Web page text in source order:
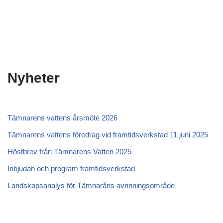
Nyheter
Tämnarens vattens årsmöte 2026
Tämnarens vattens föredrag vid framtidsverkstad 11 juni 2025
Höstbrev från Tämnarens Vatten 2025
Inbjudan och program framtidsverkstad
Landskapsanalys för Tämnaråns avrinningsområde